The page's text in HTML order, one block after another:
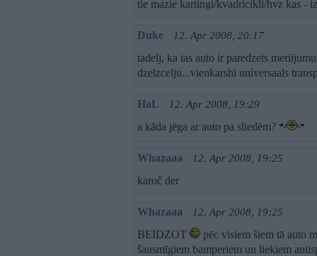
tie mazie kartingi/kvadricikli/hvz kas -
Duke 12. Apr 2008, 20:17
tadelj, ka tas auto ir paredzets
dzelzcelju...vienkarshi universaals
HaL 12. Apr 2008, 19:29
a kāda jēga ar auto pa sliedēm?
Whazaaa 12. Apr 2008, 19:25
karoč der
Whazaaa 12. Apr 2008, 19:25
BEIDZOT
pēc visiem šiem tā auto
šausmīgiem bamperiem un liekiem